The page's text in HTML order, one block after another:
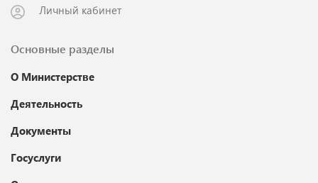
Личный кабинет
Основные разделы
О Министерстве
Деятельность
Документы
Госуслуги